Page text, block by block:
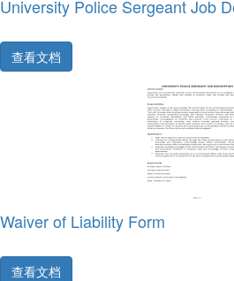
University Police Sergeant Job
查看文档
Waiver of Liability Form
查看文档